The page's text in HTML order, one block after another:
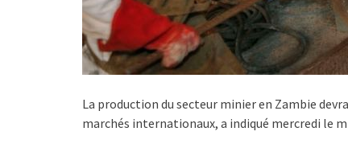
La production du secteur minier en Zambie
marchés internationaux, a indiqué mercredi le